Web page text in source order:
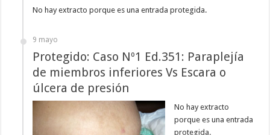
No hay extracto porque es una entrada protegida.
9 mayo
Protegido: Caso Nº1 Ed.351: Paraplejía
de miembros inferiores Vs Escara o
úlcera de presión
No hay extracto
porque es una entrada
protegida.